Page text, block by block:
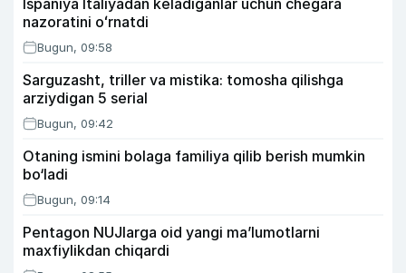
Ispaniya Italiyadan keladiganlar uchun chegara
nazoratini oʻrnatdi
Bugun, 09:58
Sarguzasht, triller va mistika: tomosha qilishga
arziydigan 5 serial
Bugun, 09:42
Otaning ismini bolaga familiya qilib berish mumkin
bo‘ladi
Bugun, 09:14
Pentagon NUJlarga oid yangi maʼlumotlarni
maxfiylikdan chiqardi